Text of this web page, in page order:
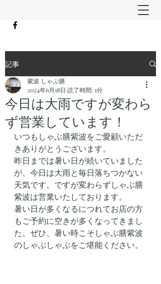
記事
今日は大雨ですが変わら
ず営業しています！
紫波 しゃぶ膳
2024年6月18日 読了時間: 1分
いつもしゃぶ膳紫波をご愛顧いただ
きありがとうございます。
昨日までは暑い日が続いていました
が、今日は大雨と毎日落ちつかない
天気です。ですが変わらずしゃぶ膳
紫波は営業いたしております。
暑い日が多くなるにつれてお店の方
もご予約に空きが多くなってきまし
た。ぜひ、暑い時こそしゃぶ膳紫波
のしゃぶしゃぶをご堪能ください。